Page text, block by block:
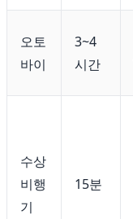
오토
바이
3~4
시간
수상
비행
기
15분